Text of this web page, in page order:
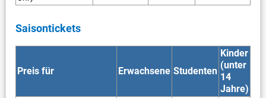
Saisontickets
Preis für Erwachsene Studenten
Kinder
(unter
14
Jahre)